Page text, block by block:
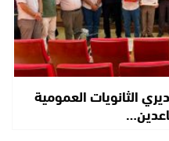
الثانويات العمومية